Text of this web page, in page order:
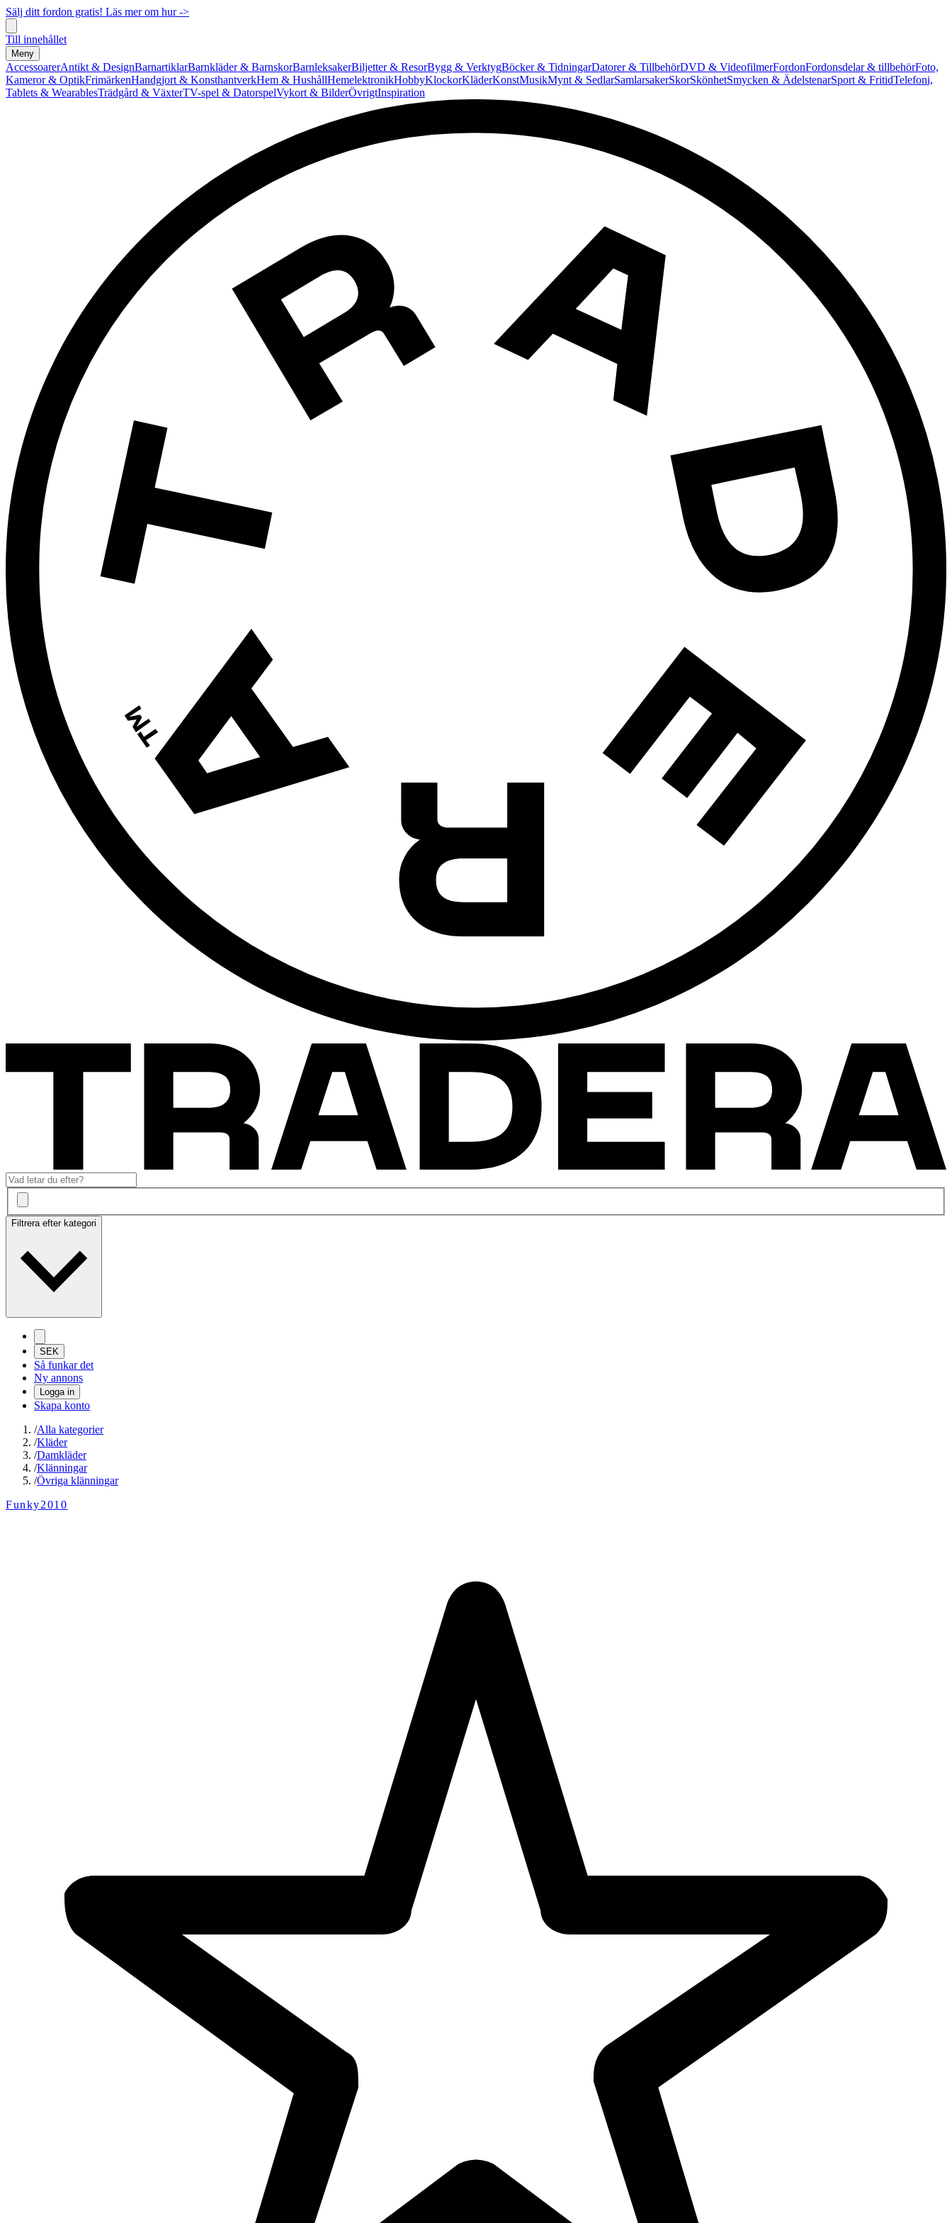
Sälj ditt fordon gratis! Läs mer om hur ->
Till innehållet
Meny
AccessoarerAntikt & DesignBarnartiklarBarnkläder & BarnskorBarnleksakerBiljetter & ResorBygg & VerktygBöcker & TidningarDatorer & TillbehörDVD & VideofilmerFordonFordonsdelar & tillbehörFoto,
Kameror & OptikFrimärkenHandgjort & KonsthantverkHem & HushållHemelektronikHobbyKlockorKläderKonstMusikMynt & SedlarSamlarsakerSkorSkönhetSmycken & ÄdelstenarSport & FritidTelefoni,
Tablets & WearablesTrädgård & VäxterTV-spel & DatorspelVykort & BilderÖvrigtInspiration
Filtrera efter kategori
SEK
Så funkar det
Ny annons
Logga in
Skapa konto
/Alla kategorier
/Kläder
/Damkläder
/Klänningar
/Övriga klänningar
Funky2010